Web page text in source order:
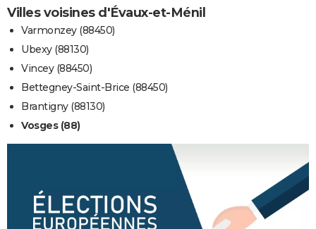
Villes voisines d'Évaux-et-Ménil
Varmonzey (88450)
Ubexy (88130)
Vincey (88450)
Bettegney-Saint-Brice (88450)
Brantigny (88130)
Vosges (88)